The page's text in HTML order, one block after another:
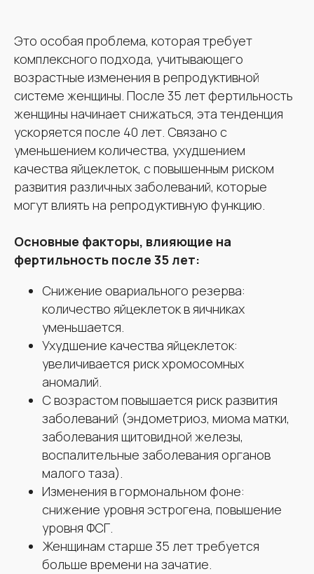
Это особая проблема, которая требует
комплексного подхода, учитывающего
возрастные изменения в репродуктивной
системе женщины. После 35 лет фертильность
женщины начинает снижаться, эта тенденция
ускоряется после 40 лет. Связано с
уменьшением количества, ухудшением
качества яйцеклеток, с повышенным риском
развития различных заболеваний, которые
могут влиять на репродуктивную функцию.
Основные факторы, влияющие на
фертильность после 35 лет:
Снижение овариального резерва:
количество яйцеклеток в яичниках
уменьшается.
Ухудшение качества яйцеклеток:
увеличивается риск хромосомных
аномалий.
С возрастом повышается риск развития
заболеваний (эндометриоз, миома матки,
заболевания щитовидной железы,
воспалительные заболевания органов
малого таза).
Изменения в гормональном фоне:
снижение уровня эстрогена, повышение
уровня ФСГ.
Женщинам старше 35 лет требуется
больше времени на зачатие.